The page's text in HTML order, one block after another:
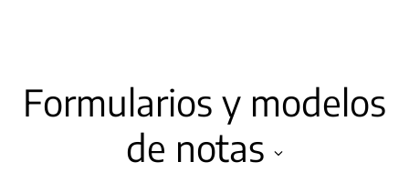
Formularios y modelos
de notas